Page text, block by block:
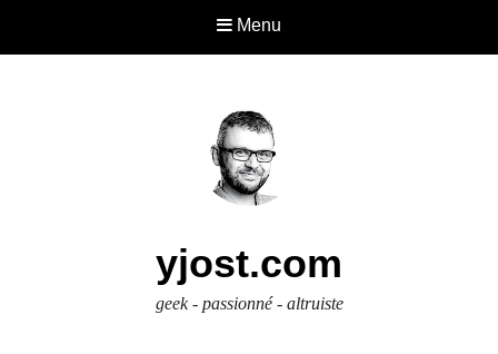
Menu
yjost.com
geek - passionné - altruiste